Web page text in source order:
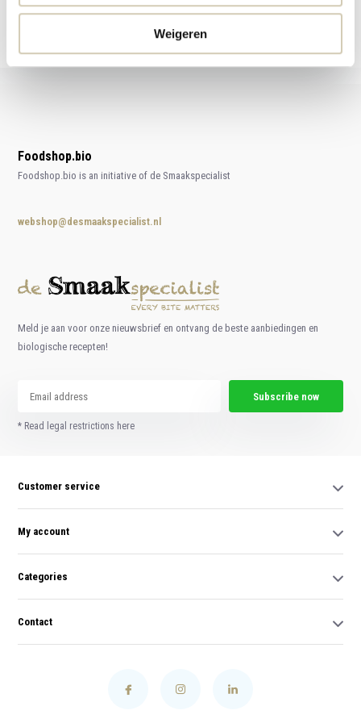
Weigeren
Foodshop.bio
Foodshop.bio is an initiative of de Smaakspecialist
webshop@desmaakspecialist.nl
Meld je aan voor onze nieuwsbrief en ontvang de beste aanbiedingen en
biologische recepten!
Subscribe now
* Read legal restrictions here
Customer service
My account
Categories
Contact